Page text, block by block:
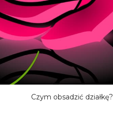
Czym obsadzić działkę?